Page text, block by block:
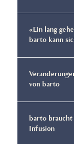
«Ein lang
barto kann
von barto
barto
Infusion